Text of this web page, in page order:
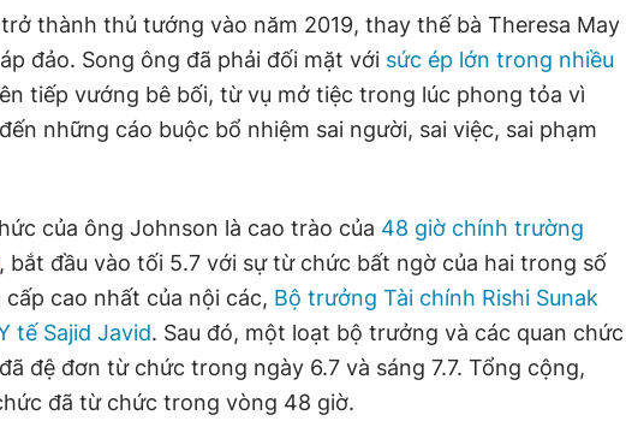
thành thủ tướng vào năm 2019, thay thế bà Theresa May
đảo. Song ông đã phải đối mặt với sức ép lớn trong nhiều
tiếp vướng bê bối, từ vụ mở tiệc trong lúc phong tỏa vì
những cáo buộc bổ nhiệm sai người, sai việc, sai phạm
của ông Johnson là cao trào của 48 giờ chính trường
, bắt đầu vào tối 5.7 với sự từ chức bất ngờ của hai trong số
cao nhất của nội các, Bộ trưởng Tài chính Rishi Sunak
tế Sajid Javid. Sau đó, một loạt bộ trưởng và các quan chức
đệ đơn từ chức trong ngày 6.7 và sáng 7.7. Tổng cộng,
đã từ chức trong vòng 48 giờ.